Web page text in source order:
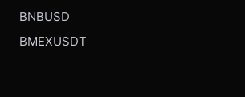
BNBUSD
BMEXUSDT